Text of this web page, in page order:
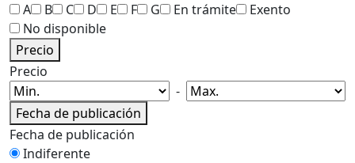
A
B C D E F G En trámite
Exento
No disponible
Precio
Precio
-
Fecha de publicación
Fecha de publicación
Indiferente